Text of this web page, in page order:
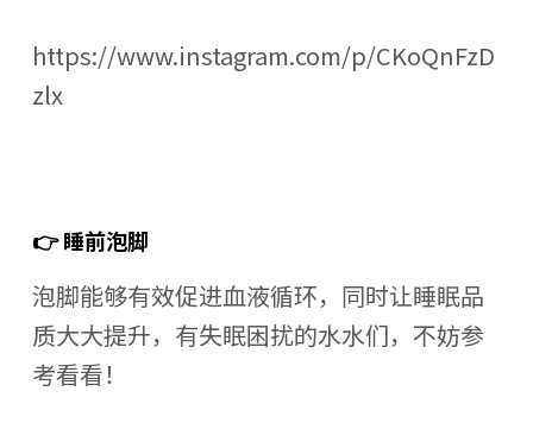
https://www.instagram.com/p/CKoQnFzD
zlx
👉 睡前泡脚
泡脚能够有效促进血液循环，同时让睡眠品
质大大提升，有失眠困扰的水水们，不妨参
考看看！